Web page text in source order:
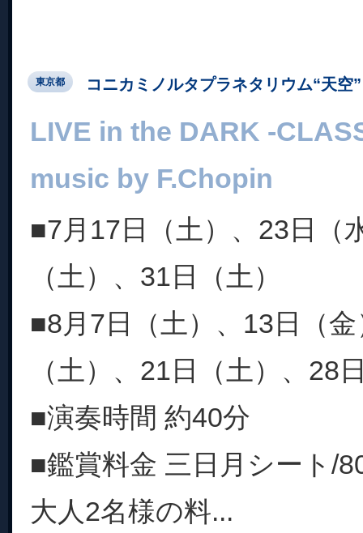
東京都 コニカミノルタプラネタリウム“天
LIVE in the DARK -
music by F.Chopin
■7月17日（土）、23日（
（土）、31日（土）
■8月7日（土）、13日（
（土）、21日（土）、28
■演奏時間 約40分
■鑑賞料金 三日月シート/
大人2名様の料...